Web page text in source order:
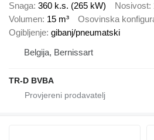
Snaga 360 k.s. (265 kW) Nosivost
Volumen 15 m³ Osovinska
Ogibljenje gibanj/pneumatski
Belgija, Bernissart
TR-D BVBA